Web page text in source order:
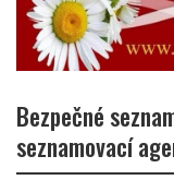
Bezpečné
seznamovací